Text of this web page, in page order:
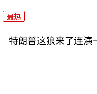
最热
特朗普这狼来了连演